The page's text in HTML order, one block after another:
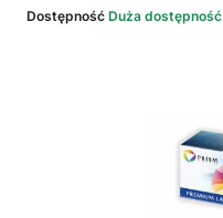
Dostępność Duża dostępność